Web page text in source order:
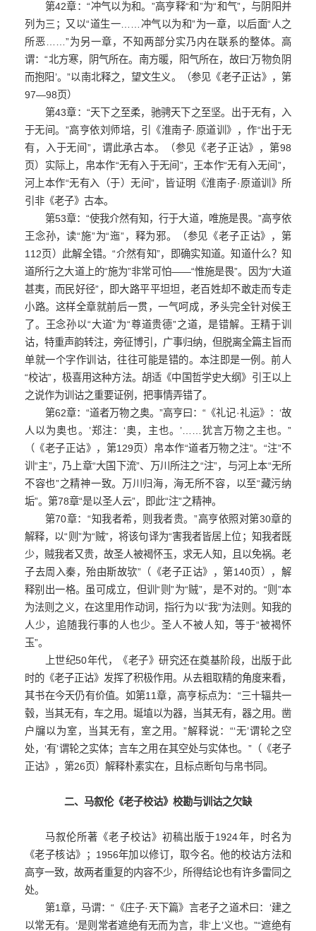
第42章：“冲气以为和。”高亨释“和”为“和气”，与阴阳并
列为三；又以“道生一……冲气以为和”为一章，以后面“人之
所恶……”为另一章，不知两部分实乃内在联系的整体。高
谓：“北方寒，阴气所在。南方暖，阳气所在，故曰‘万物负阴
而抱阳’。”以南北释之，望文生义。（参见《老子正诂》，第
97—98页）
第43章：“天下之至柔，驰骋天下之至坚。出于无有，入
于无间。”高亨依刘师培，引《淮南子·原道训》，作“出于无
有，入于无间”，谓此承古本。（参见《老子正诂》，第98
页）实际上，帛本作“无有入于无间”，王本作“无有入无间”，
河上本作“无有入（于）无间”，皆证明《淮南子·原道训》所
引非《老子》古本。
第53章：“使我介然有知，行于大道，唯施是畏。”高亨依
王念孙，读“施”为“迤”，释为邪。（参见《老子正诂》，第
112页）此解全错。“介然有知”，即确实知道。知道什么？知
道所行之大道上的“施为”非常可怕——“惟施是畏”。因为“大道
甚夷，而民好径”，即大路平平坦坦，老百姓却不敢走而专走
小路。这样全章就前后一贯，一气呵成，矛头完全针对侯王
了。王念孙以“大道”为“尊道贵德”之道，是错解。王精于训
诂，特重声韵转注，旁征博引，广事归纳，但脱离全篇主旨而
单就一个字作训诂，往往可能是错的。本注即是一例。前人
“校诂”，极喜用这种方法。胡适《中国哲学史大纲》引王以上
之说作为训诂之重要证例，把事情弄错了。
第62章：“道者万物之奥。”高亨曰：“《礼记·礼运》：‘故
人以为奥也。’郑注：‘奥，主也。’……犹言万物之主也。”
（《老子正诂》，第129页）帛本作“道者万物之注”。“注”不
训“主”，乃上章“大国下流”、万川所注之“注”，与河上本“无所
不容也”之精神一致。万川归海，海无所不容，以至“藏污纳
垢”。第78章“是以圣人云”，即此“注”之精神。
第70章：“知我者希，则我者贵。”高亨依照对第30章的
解释，以“则”为“贼”，将该句译为“害我者皆居上位；知我者既
少，贼我者又贵，故圣人被褐怀玉，求无人知，且以免祸。老
子去周入秦，殆由斯故欤”（《老子正诂》，第140页），解
释别出一格。虽可成立，但训“则”为“贼”，是不对的。“则”本
为法则之义，在这里用作动词，指行为以“我”为法则。知我的
人少，追随我行事的人也少。圣人不被人知，等于“被褐怀
玉”。
上世纪50年代，《老子》研究还在奠基阶段，出版于此
时的《老子正诂》发挥了积极作用。从去粗取精的角度来看，
其书在今天仍有价值。如第11章，高亨标点为：“三十辐共一
毂，当其无有，车之用。埏埴以为器，当其无有，器之用。凿
户牖以为室，当其无有，室之用。”解释说：“‘无’谓轮之空
处，‘有’谓轮之实体；言车之用在其空处与实体也。”（《老子
正诂》，第26页）解释朴素实在，且标点断句与帛书同。
二、马叙伦《老子校诂》校勘与训诂之欠缺
马叙伦所著《老子校诂》初稿出版于1924年，时名为
《老子核诂》；1956年加以修订，取今名。他的校诂方法和
高亨一致，故两者重复的内容不少，所得结论也有许多雷同之
处。
第1章，马谓：“《庄子·天下篇》言老子之道术曰：‘建之
以常无有。’是则常者遮绝有无而为言，非‘上’义也。”“遮绝有